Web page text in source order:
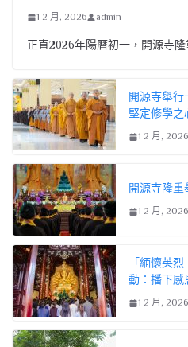
1 2 月, 2026 admin
正直2026年陽曆初一，開源寺隆
開源寺舉行
堅定修學之
1 2 月, 2026
開源寺隆
1 2 月, 2026
「緬懷英
動：播下感
1 2 月, 2026